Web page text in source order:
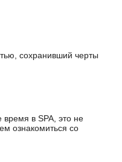
сохранивший черты
время в SPA, это не
ознакомиться со